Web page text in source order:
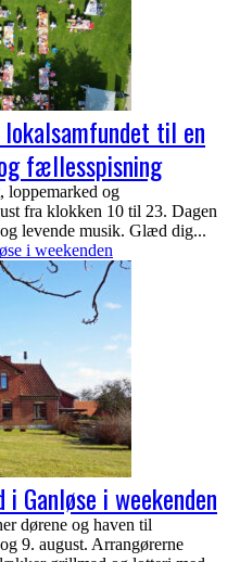
til en
fællesspisning
loppemarked og
fra klokken 10 til 23. Dagen
levende musik. Glæd dig...
i weekenden
Ganløse i weekenden
dørene og haven til
9. august. Arrangørerne